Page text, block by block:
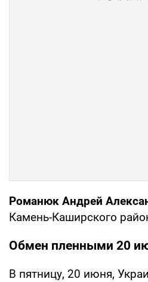
Романюк Андрей
Камень-Каширского
Обмен пленными 20
В пятницу, 20 июня,